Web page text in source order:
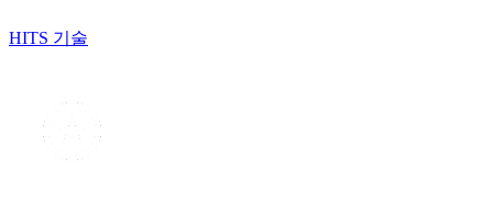
HITS 기술